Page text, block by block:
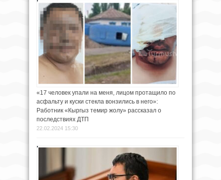
«17 человек упали на меня, лицом протащило по
асфальту и куски стекла вонзились в него»:
Работник «Кыргыз темир жолу» рассказал о
последствиях ДТП
22.02.2024 15:30